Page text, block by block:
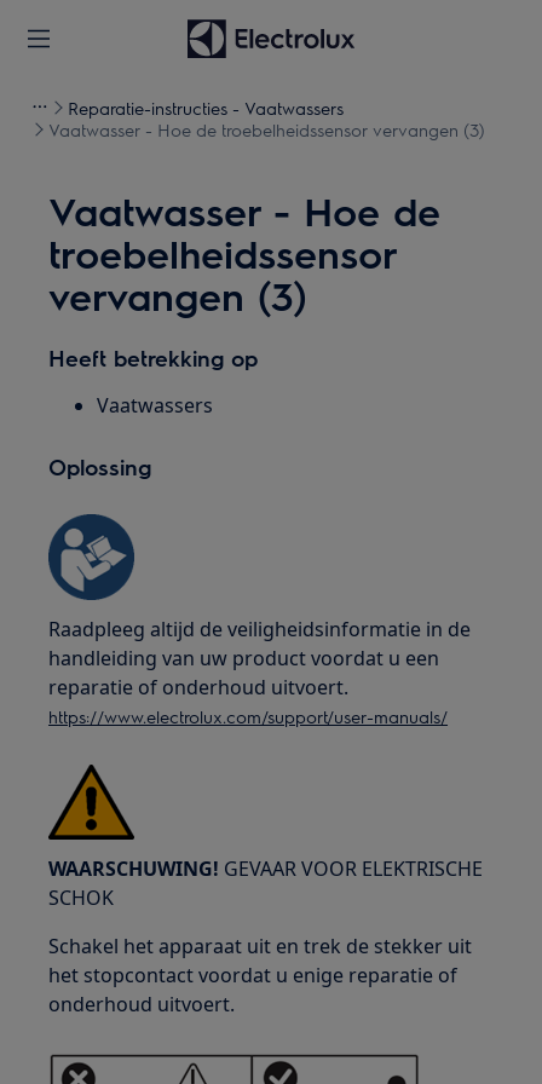
Reparatie-instructies - Vaatwassers
Vaatwasser - Hoe de troebelheidssensor vervangen (3)
Vaatwasser - Hoe de
troebelheidssensor
vervangen (3)
Heeft betrekking op
Vaatwassers
Oplossing
Raadpleeg altijd de veiligheidsinformatie in de
handleiding van uw product voordat u een
reparatie of onderhoud uitvoert.
https://www.electrolux.com/support/user-manuals/
WAARSCHUWING! GEVAAR VOOR ELEKTRISCHE
SCHOK
Schakel het apparaat uit en trek de stekker uit
het stopcontact voordat u enige reparatie of
onderhoud uitvoert.